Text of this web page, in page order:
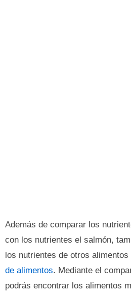
Además de comparar los
con los nutrientes el salmón,
los nutrientes de otros alimentos
de alimentos. Mediante el
podrás encontrar los alimentos